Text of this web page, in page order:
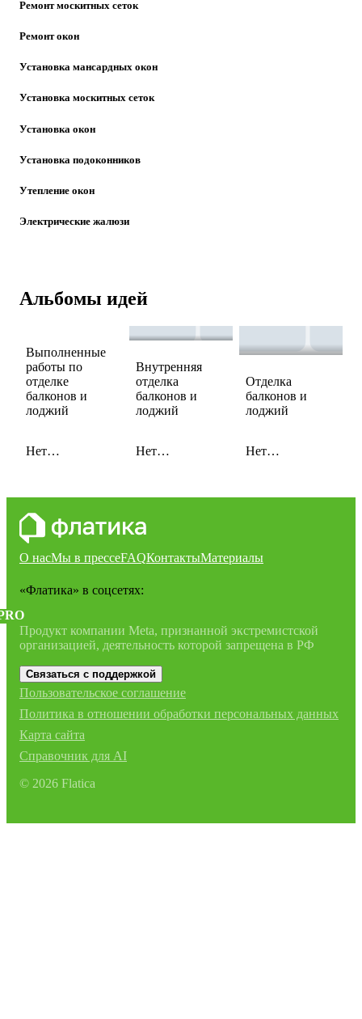
Ремонт москитных сеток
Ремонт окон
Установка мансардных окон
Установка москитных сеток
Установка окон
Установка подоконников
Утепление окон
Электрические жалюзи
Альбомы идей
Выполненные
работы по
отделке
балконов и
лоджий
Нет
Внутренняя
отделка
балконов и
лоджий
Нет
Отделка
балконов и
лоджий
Нет
О насМы в прессеFAQКонтактыМатериалы
«Флатика» в соцсетях:
Продукт компании Meta, признанной экстремистской
организацией, деятельность которой запрещена в РФ
Связаться с поддержкой
Пользовательское соглашение
Политика в отношении обработки персональных данных
Карта сайта
Справочник для AI
© 2026 Flatica